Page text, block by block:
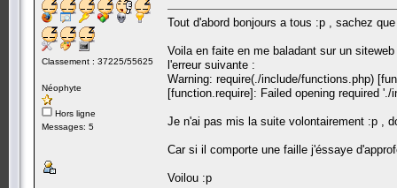
Classement : 37225/55625
Néophyte
Hors ligne
Messages: 5
Tout d'abord bonjours a tous :p , sachez
Voila en faite en me baladant sur un
l'erreur suivante :
Warning: require(./include/functions.php)
[function.require]: Failed opening required
Je n'ai pas mis la suite volontairement :p ,
Car si il comporte une faille j'éssaye
Voilou :p